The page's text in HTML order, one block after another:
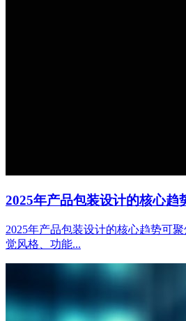
2025年产品包装设计的核心趋
2025年产品包装设计的核心趋势可
觉风格、功能...